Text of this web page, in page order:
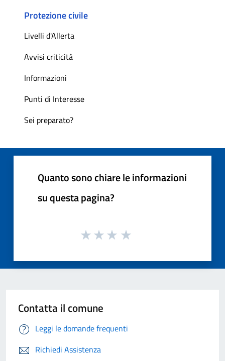
Protezione civile
Livelli d'Allerta
Avvisi criticità
Informazioni
Punti di Interesse
Sei preparato?
Quanto sono chiare le informazioni
su questa pagina?
Contatta il comune
Leggi le domande frequenti
Richiedi Assistenza